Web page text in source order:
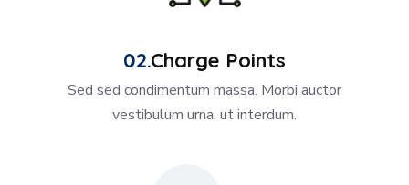
Charge Points
Sed sed condimentum massa. Morbi auctor
vestibulum urna, ut interdum.